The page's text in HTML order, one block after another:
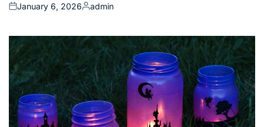
Posted
January 6, 2026
Posted
admin